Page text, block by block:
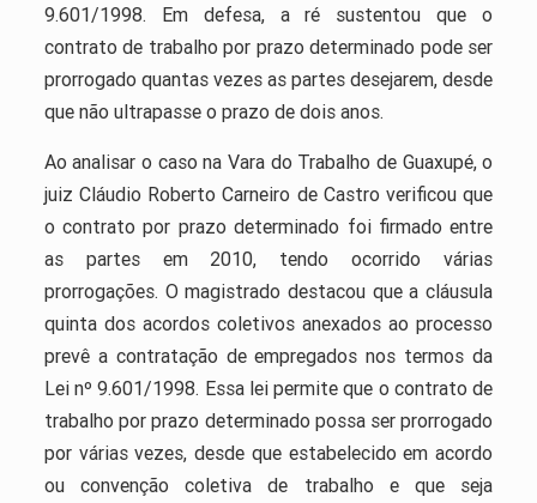
9.601/1998. Em defesa, a ré sustentou que o
contrato de trabalho por prazo determinado pode ser
prorrogado quantas vezes as partes desejarem, desde
que não ultrapasse o prazo de dois anos.
Ao analisar o caso na Vara do Trabalho de Guaxupé, o
juiz Cláudio Roberto Carneiro de Castro verificou que
o contrato por prazo determinado foi firmado entre
as partes em 2010, tendo ocorrido várias
prorrogações. O magistrado destacou que a cláusula
quinta dos acordos coletivos anexados ao processo
prevê a contratação de empregados nos termos da
Lei nº 9.601/1998. Essa lei permite que o contrato de
trabalho por prazo determinado possa ser prorrogado
por várias vezes, desde que estabelecido em acordo
ou convenção coletiva de trabalho e que seja